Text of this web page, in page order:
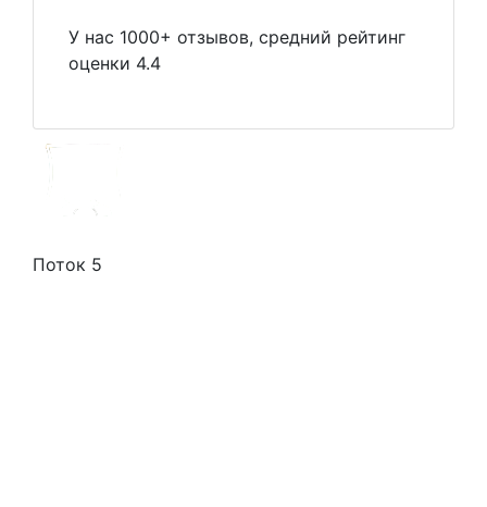
У нас 1000+ отзывов, средний рейтинг
оценки 4.4
Поток 5